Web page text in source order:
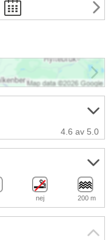
4.6 av 5.0
nej 200 m